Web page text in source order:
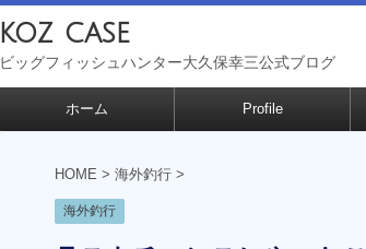
koz case
ビッグフィッシュハンター大久保幸三公式ブログ
ホーム Profile
HOME > 海外釣行 >
海外釣行